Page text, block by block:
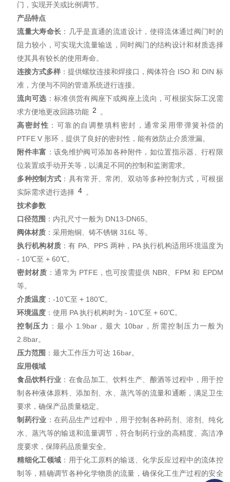
门，实现开关或比例调节。
产品特点
流量大寿命长 ：几乎是直通的流道设计，使得流体通过阀门时的
阻力较小，可实现大流量输送，同时阀门的结构设计和材质选择
使其具有较长的使用寿命。
连接方式多样：提供螺纹连接和焊接口，阀体符合 ISO 和 DIN 标
准，方便与不同的管道系统进行连接。
流向可选 ：标准供货有阀座下或阀座上流向，可根据实际工况需
求方便地更改回路功能 2
。
高密封性 ：可靠的自调整填料密封，通常采用带弹簧补偿的
PTFE V 形环，提供了良好的密封性，能有效防止介质泄漏。
附件丰富 ：该免维护阀可添加各种附件，如位置指示器、行程限
位装置或手动开关等，以满足不同的控制和监测需求。
多种控制方式 ：具有常开、常闭、双动等多种控制方式，可根据
实际需求进行选择 4 。
技术参数
口径范围 ：内孔尺寸一般为 DN13-DN65。
阀体材质 ：采用炮铜、铸不锈钢 316L 等。
执行机构材质 ：有 PA、PPS 两种，PA 执行机构适用环境温度为
- 10℃至 + 60℃。
密封材质 ：通常为 PTFE，也可按需提供 NBR、FPM 和 EPDM
等。
介质温度 ：-10℃至 + 180℃。
环境温度 ：使用 PA 执行机构时为 - 10℃至 + 60℃。
控制压力 ：最小 1.9bar，最大 10bar，所需控制压力一般为
2.8bar。
压力范围 ：最大工作压力可达 16bar。
应用领域
食品饮料行业 ：在食品加工、饮料生产、酿酒等过程中，用于控
制各种液体原料、添加剂、水、蒸汽等的流量和通断，满足卫生
要求，确保产品质量稳定。
制药行业 ：在药品生产过程中，用于控制各种药剂、溶剂、纯化
水、蒸汽等的输送和流量调节，符合制药行业的高精度、高洁净
度要求，保障药品质量安全。
精细化工领域 ：用于化工原料的输送、化学反应过程中的流体控
制等，精确调节各种化学物质的流量，确保化工生产过程的安全